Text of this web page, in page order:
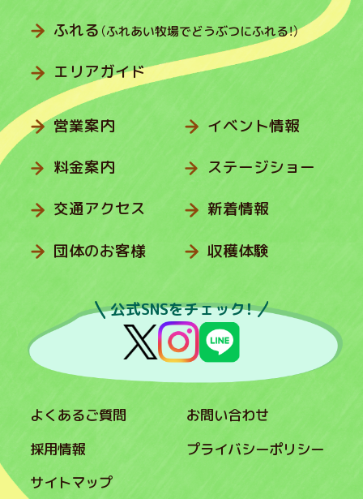
ふれる （ふれあい牧場でどうぶつにふれる！）
エリアガイド
営業案内
料金案内
交通アクセス
団体のお客様
イベント情報
ステージショー
新着情報
収穫体験
公式SNSをチェック！
よくあるご質問
お問い合わせ
採用情報
プライバシーポリシー
サイトマップ